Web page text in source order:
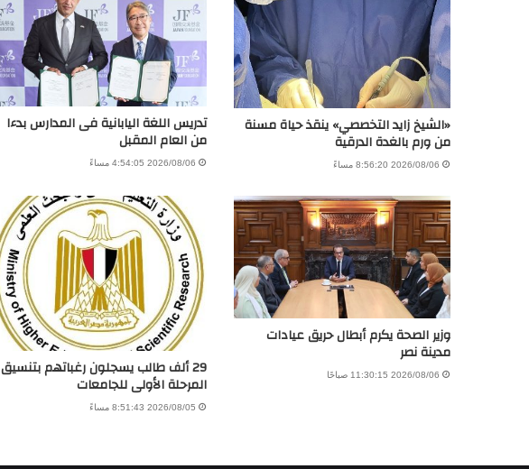
«الشيخ زايد التخصصي» ينقذ حياة مسنة
من ورم بالغدة الدرقية
2026/08/06 8:56:20 مساءً
تدريس اللغة اليابانية فى المدارس بدءا
من العام المقبل
2026/08/06 4:54:05 مساءً
وزير الصحة يكرم أبطال حريق عيادات
مدينة نصر
2026/08/06 11:30:15 صباحًا 29 ألف طالب يسجلون رغباتهم بتنسيق
المرحلة الأولى للجامعات
2026/08/05 8:51:43 مساءً